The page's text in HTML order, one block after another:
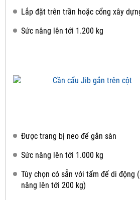
Lắp đặt trên trần hoặc cổng xây
Sức nâng lên tới 1.200 kg
Được trang bị neo để gắn sàn
Sức nâng lên tới 1.000 kg
Tùy chọn có sẵn với tấm đế di động
nâng lên tới 200 kg)